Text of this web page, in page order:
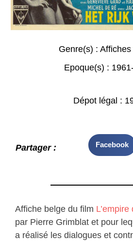
Genre(s) : Affiches
Epoque(s) :
Dépot légal :
Partager : Facebook
Affiche belge du film
par Pierre Grimblat et pour
a réalisé les dialogues et